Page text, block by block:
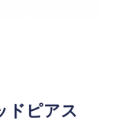
ドピアス